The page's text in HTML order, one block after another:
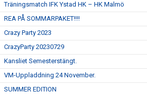
Träningsmatch IFK Ystad HK – HK Malmö
REA PÅ SOMMARPAKET!!!!
Crazy Party 2023
CrazyParty 20230729
Kansliet Semesterstängt.
VM-Uppladdning 24 November.
SUMMER EDITION